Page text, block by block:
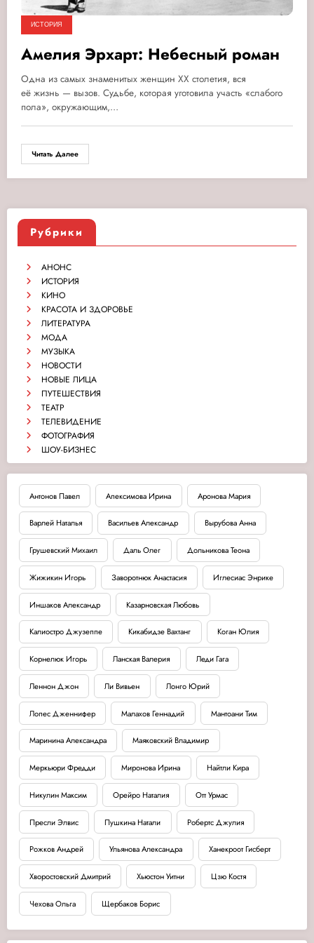
ИСТОРИЯ
Амелия Эрхарт: Небесный роман
Одна из самых знаменитых женщин ХХ столетия, вся
её жизнь — вызов. Судьбе, которая уготовила участь «слабого
пола», окружающим,…
Читать Далее
Рубрики
АНОНС
ИСТОРИЯ
КИНО
КРАСОТА И ЗДОРОВЬЕ
ЛИТЕРАТУРА
МОДА
МУЗЫКА
НОВОСТИ
НОВЫЕ ЛИЦА
ПУТЕШЕСТВИЯ
ТЕАТР
ТЕЛЕВИДЕНИЕ
ФОТОГРАФИЯ
ШОУ-БИЗНЕС
Антонов Павел Апексимова Ирина Аронова Мария
Варлей Наталья Васильев Александр Вырубова Анна
Грушевский Михаил Даль Олег Дольникова Теона
Жижикин Игорь Заворотнюк Анастасия Иглесиас Энрике
Иншаков Александр Казарновская Любовь
Калиостро Джузеппе Кикабидзе Вахтанг Коган Юлия
Корнелюк Игорь Ланская Валерия Леди Гага
Леннон Джон Ли Вивьен Лонго Юрий
Лопес Дженнифер Малахов Геннадий Мантоани Тим
Маринина Александра Маяковский Владимир
Меркьюри Фредди Миронова Ирина Найтли Кира
Никулин Максим Орейро Наталия Отт Урмас
Пресли Элвис Пушкина Натали Робертс Джулия
Рожков Андрей Ульянова Александра Ханекроот Гисберт
Хворостовский Дмитрий Хьюстон Уитни Цзю Костя
Чехова Ольга Щербаков Борис